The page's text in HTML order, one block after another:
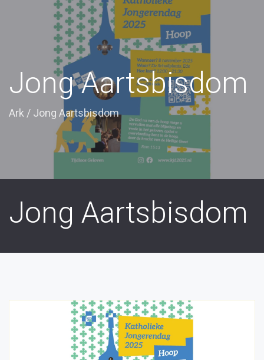
Jong Aartsbisdom
Ark / Jong Aartsbisdom
Jong Aartsbisdom